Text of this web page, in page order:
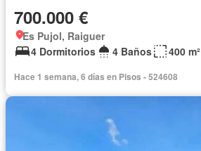
700.000 €
Es Pujol, Raiguer
4 Dormitorios
4 Baños 400 m²
Hace 1 semana, 6 días en Pisos - 524608